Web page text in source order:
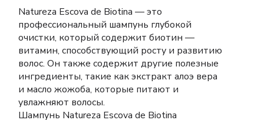
Natureza Escova de Biotina — это
профессиональный шампунь глубокой
очистки, который содержит биотин —
витамин, способствующий росту и развитию
волос. Он также содержит другие полезные
ингредиенты, такие как экстракт алоэ вера
и масло жожоба, которые питают и
увлажняют волосы.
Шампунь Natureza Escova de Biotina